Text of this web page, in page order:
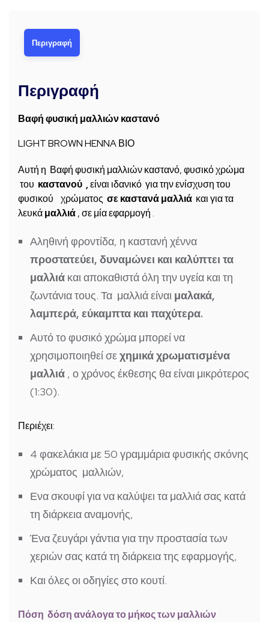
Περιγραφή
Περιγραφή
Βαφή φυσική μαλλιών καστανό
LIGHT BROWN HENNA ΒΙΟ
Αυτή η Βαφή φυσική μαλλιών καστανό, φυσικό χρώμα
του καστανού ,είναι ιδανικό για την ενίσχυση του
φυσικού χρώματος σε καστανά μαλλιά και για τα
λευκάμαλλιά, σε μία εφαρμογή .
Αληθινή φροντίδα, η καστανή χέννα
προστατεύει, δυναμώνει και καλύπτει τα
μαλλιά και αποκαθιστά όλη την υγεία και τη
ζωντάνια τους. Τα μαλλιά είναι μαλακά,
λαμπερά, εύκαμπτα και παχύτερα.
Αυτό το φυσικό χρώμα μπορεί να
χρησιμοποιηθεί σεχημικά χρωματισμένα
μαλλιά , ο χρόνος έκθεσης θα είναι μικρότερος
(1:30).
Περιέχει:
4 φακελάκια με 50 γραμμάρια φυσικής σκόνης
χρώματος μαλλιών,
Ενα σκουφί για να καλύψει τα μαλλιά σας κατά
τη διάρκεια αναμονής,
Ένα ζευγάρι γάντια για την προστασία των
χεριών σας κατά τη διάρκεια της εφαρμογής,
Και όλες οι οδηγίες στο κουτί.
Πόση δόση ανάλογα το μήκος των μαλλιών